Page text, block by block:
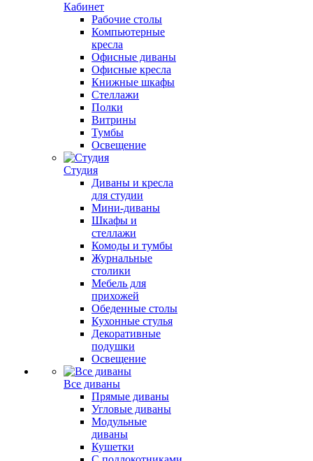
Кабинет
Рабочие столы
Компьютерные
кресла
Офисные диваны
Офисные кресла
Книжные шкафы
Стеллажи
Полки
Витрины
Тумбы
Освещение
Студия
Диваны и кресла
для студии
Мини-диваны
Шкафы и
стеллажи
Комоды и тумбы
Журнальные
столики
Мебель для
прихожей
Обеденные столы
Кухонные стулья
Декоративные
подушки
Освещение
Все диваны
Прямые диваны
Угловые диваны
Модульные
диваны
Кушетки